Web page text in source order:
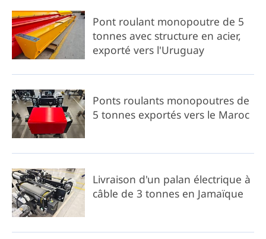
Pont roulant monopoutre de 5
tonnes avec structure en acier,
exporté vers l'Uruguay
Ponts roulants monopoutres de
5 tonnes exportés vers le Maroc
Livraison d'un palan électrique à
câble de 3 tonnes en Jamaïque